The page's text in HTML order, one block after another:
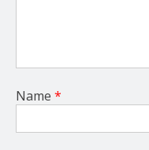
Name *